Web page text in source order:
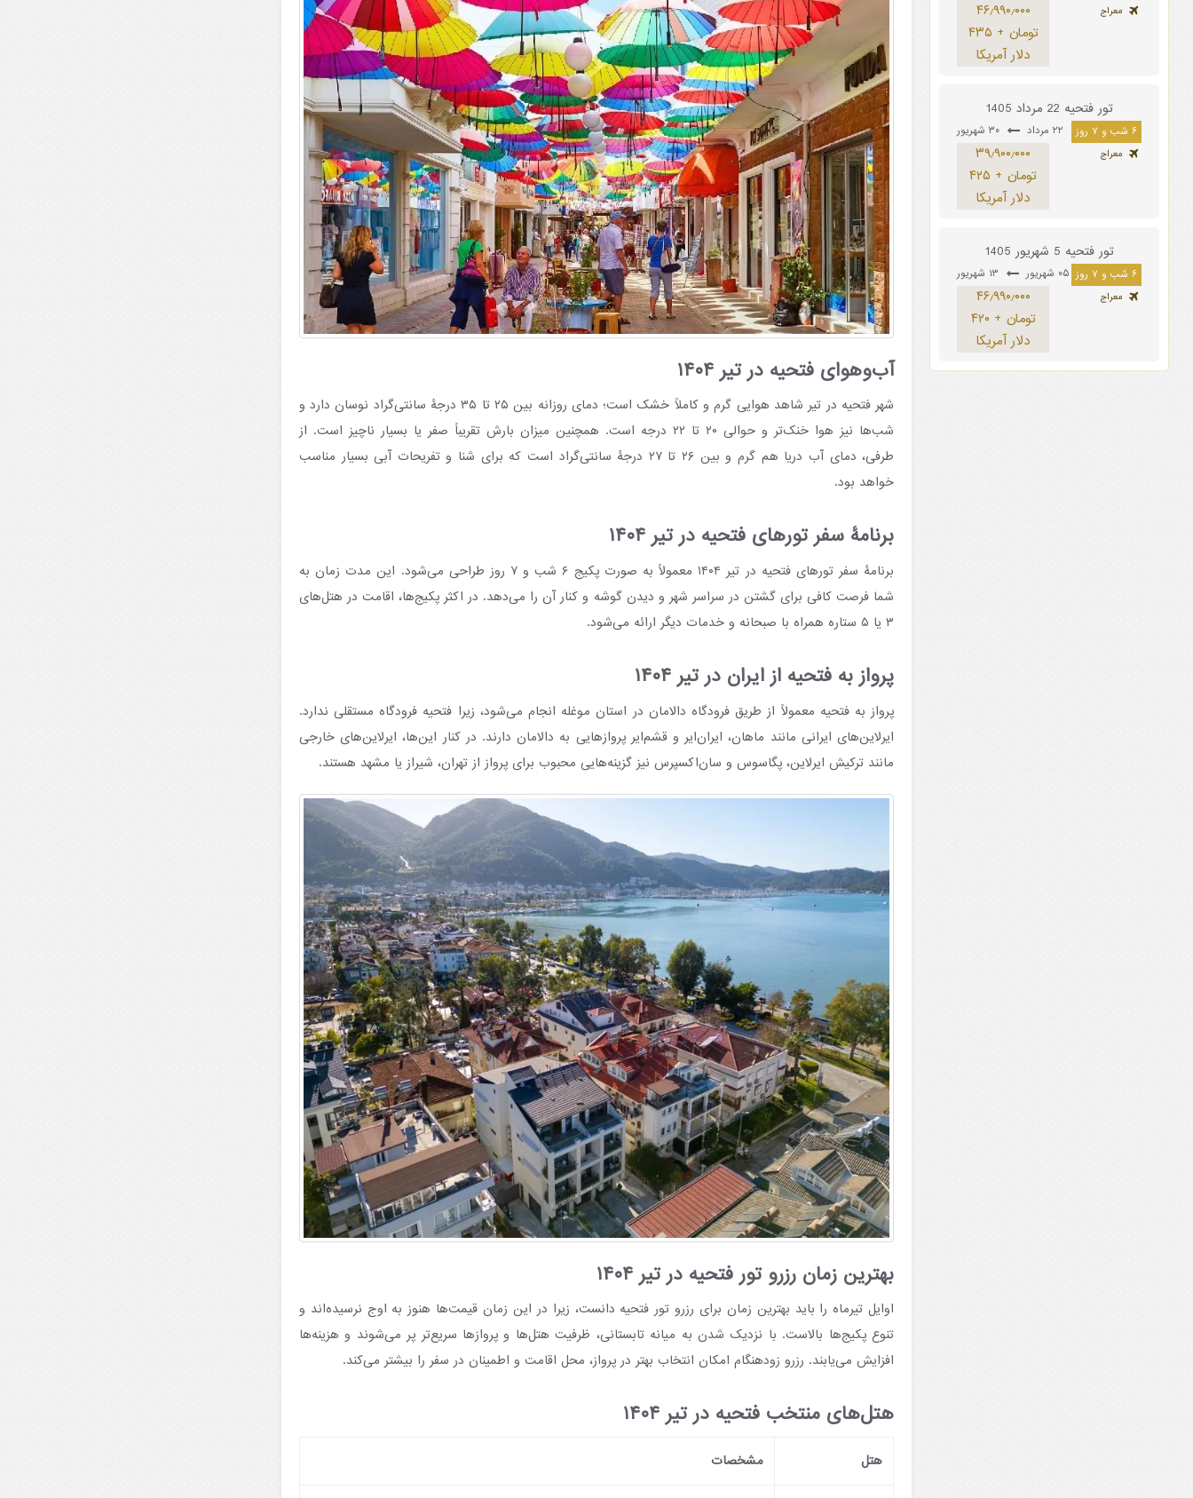
آب‌وهوای فتحیه در تیر ۱۴۰۴
شهر فتحیه در تیر شاهد هوایی گرم و کاملاً خشک است؛ دمای روزانه بین ۲۵ تا ۳۵ درجۀ سانتی‌گراد نوسان دارد و
شب‌ها نیز هوا خنک‌تر و حوالی ۲۰ تا ۲۲ درجه است. همچنین میزان بارش تقریباً صفر یا بسیار ناچیز است. از
طرفی، دمای آب دریا هم گرم و بین ۲۶ تا ۲۷ درجۀ سانتی‌گراد است که برای شنا و تفریحات آبی بسیار مناسب
خواهد بود.
برنامۀ سفر تورهای فتحیه در تیر ۱۴۰۴
برنامۀ سفر تورهای فتحیه در تیر ۱۴۰۴ معمولاً به صورت پکیج ۶ شب و ۷ روز طراحی می‌شود. این مدت زمان به
شما فرصت کافی برای گشتن در سراسر شهر و دیدن گوشه و کنار آن را می‌دهد. در اکثر پکیج‌ها، اقامت در هتل‌های
۳ یا ۵ ستاره همراه با صبحانه و خدمات دیگر ارائه می‌شود.
پرواز به فتحیه از ایران در تیر ۱۴۰۴
پرواز به فتحیه معمولاً از طریق فرودگاه دالامان در استان موغله انجام می‌شود، زیرا فتحیه فرودگاه مستقلی ندارد.
ایرلاین‌های ایرانی مانند ماهان، ایران‌ایر و قشم‌ایر پروازهایی به دالامان دارند. در کنار این‌ها، ایرلاین‌های خارجی
مانند ترکیش ایرلاین، پگاسوس و سان‌اکسپرس نیز گزینه‌هایی محبوب برای پرواز از تهران، شیراز یا مشهد هستند.
بهترین زمان رزرو تور فتحیه در تیر ۱۴۰۴
اوایل تیرماه را باید بهترین زمان برای رزرو تور فتحیه دانست، زیرا در این زمان قیمت‌ها هنوز به اوج نرسیده‌اند و
تنوع پکیج‌ها بالاست. با نزدیک شدن به میانه تابستانی، ظرفیت هتل‌ها و پروازها سریع‌تر پر می‌شوند و هزینه‌ها
افزایش می‌یابند. رزرو زودهنگام امکان انتخاب بهتر در پرواز، محل اقامت و اطمینان در سفر را بیشتر می‌کند.
هتل‌های منتخب فتحیه در تیر ۱۴۰۴
هتل مشخصات
معراج
۴۶٫۹۹۰٫۰۰۰
تومان + ۴۳۵
دلار آمریکا
تور فتحیه 22 مرداد 1405
۶ شب و ۷ روز ۲۲ مرداد
معراج
۳۹٫۹۰۰٫۰۰۰
تومان + ۴۲۵
دلار آمریکا
تور فتحیه 5 شهریور 1405
۶ شب و ۷ روز ۰۵ شهریور
معراج
۴۶٫۹۹۰٫۰۰۰
تومان + ۴۲۰
دلار آمریکا